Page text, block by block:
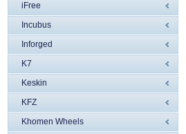
iFree
Incubus
Inforged
K7
Keskin
KFZ
Khomen Wheels